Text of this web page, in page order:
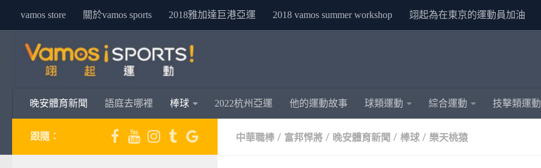
vamos store 關於vamos sports 2018雅加達巨港亞運 2018 vamos summer workshop 翊起為在東京的運動員加油
晚安體育新聞 語庭去哪裡 棒球 2022杭州亞運 他的運動故事 球類運動 綜合運動 技擊類運動
中華職棒 / 富邦悍將 / 晚安體育新聞 / 棒球 / 樂天桃猿
跟隨：